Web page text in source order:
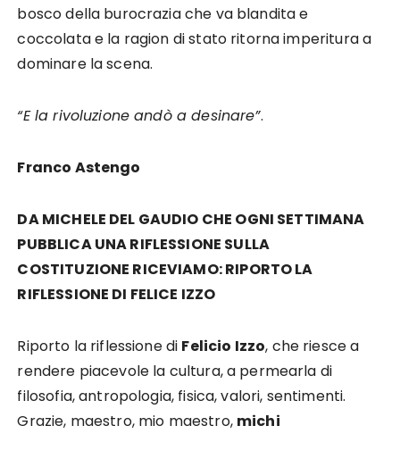
bosco della burocrazia che va blandita e
coccolata e la ragion di stato ritorna imperitura a
dominare la scena.
“E la rivoluzione andò a desinare”.
Franco Astengo
DA MICHELE DEL GAUDIO CHE OGNI SETTIMANA
PUBBLICA UNA RIFLESSIONE SULLA
COSTITUZIONE RICEVIAMO: RIPORTO LA
RIFLESSIONE DI FELICE IZZO
Riporto la riflessione di Felicio Izzo, che riesce a
rendere piacevole la cultura, a permearla di
filosofia, antropologia, fisica, valori, sentimenti.
Grazie, maestro, mio maestro, michi